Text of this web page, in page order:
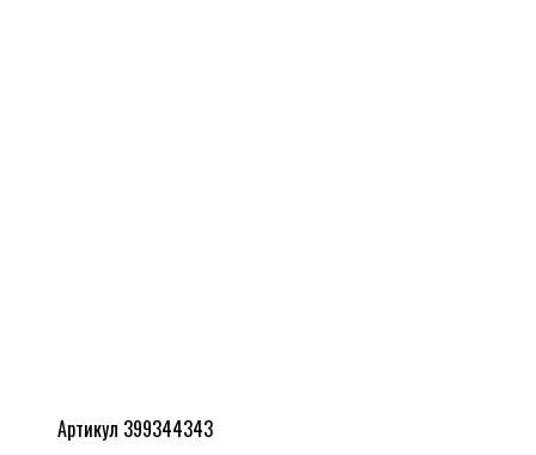
Артикул 399344343